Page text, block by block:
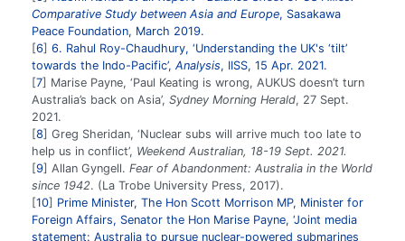
Comparative Study between Asia and Europe, Sasakawa
Peace Foundation, March 2019.
6
6. Rahul Roy-Chaudhury, ‘Understanding the UK's ‘tilt’
towards the Indo-Pacific’, Analysis, IISS, 15 Apr. 2021.
7
Marise Payne, ‘Paul Keating is wrong, AUKUS doesn’t turn
Australia’s back on Asia’, Sydney Morning Herald, 27 Sept.
2021.
8
Greg Sheridan, ‘Nuclear subs will arrive much too late to
help us in conflict’, Weekend Australian, 18-19 Sept. 2021.
9 Allan Gyngell. Fear of Abandonment: Australia in the World
since 1942. (La Trobe University Press, 2017).
10
Prime Minister, The Hon Scott Morrison MP, Minister for
Foreign Affairs, Senator the Hon Marise Payne, ‘Joint media
statement: Australia to pursue nuclear-powered submarines